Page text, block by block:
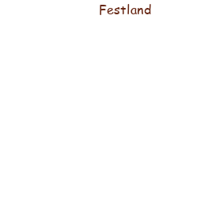
Festland